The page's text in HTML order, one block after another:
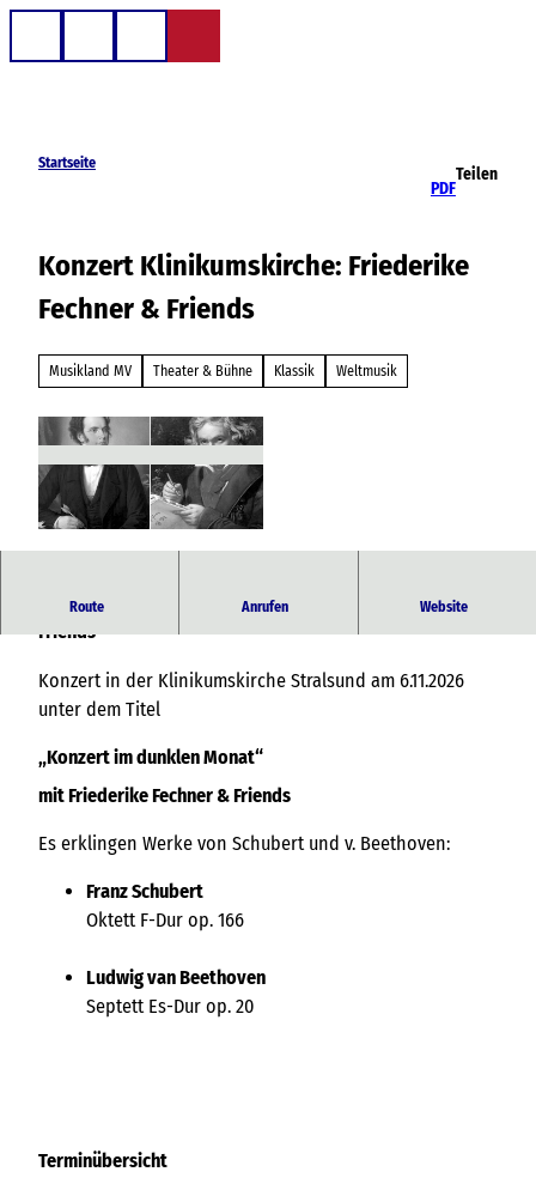
Startseite
PDF
Teilen
Konzert Klinikumskirche: Friederike
Fechner & Friends
Musikland MV Theater & Bühne Klassik Weltmusik
Route Anrufen Website
„Konzert im dunklen Monat“ mit Friederike Fechner &
Friends
Konzert in der Klinikumskirche Stralsund am 6.11.2026
unter dem Titel
„Konzert im dunklen Monat“
mit Friederike Fechner & Friends
Es erklingen Werke von Schubert und v. Beethoven:
Franz Schubert
Oktett F-Dur op. 166
Ludwig van Beethoven
Septett Es-Dur op. 20
Terminübersicht